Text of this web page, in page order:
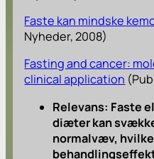
Faste kan mindske
Nyheder, 2008)
Fasting and cancer:
clinical application
Relevans: Faste
diæter kan
normalvæv,